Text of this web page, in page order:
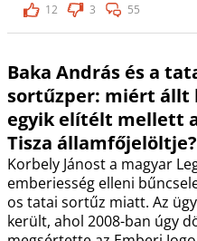
12
3 55
Baka András és a
sortűzper: miért állt
egyik elítélt mellett
Tisza államfőjelöltje?
Korbely Jánost a magyar
emberiesség elleni
os tatai sortűz miatt. Az
került, ahol 2008-ban úgy